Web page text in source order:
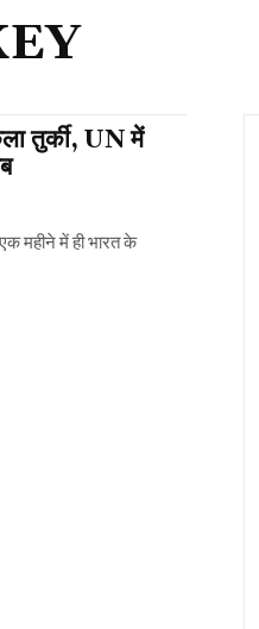
तुर्की, UN में
महीने में ही भारत के